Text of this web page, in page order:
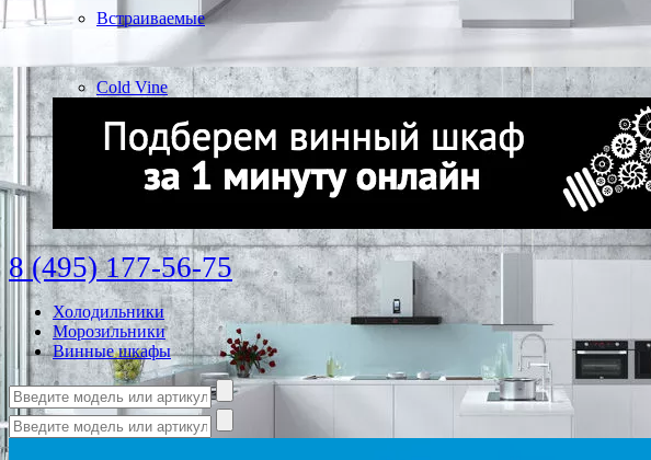
Встраиваемые
Cold Vine
8 (495) 177-56-75
Холодильники
Морозильники
Винные шкафы